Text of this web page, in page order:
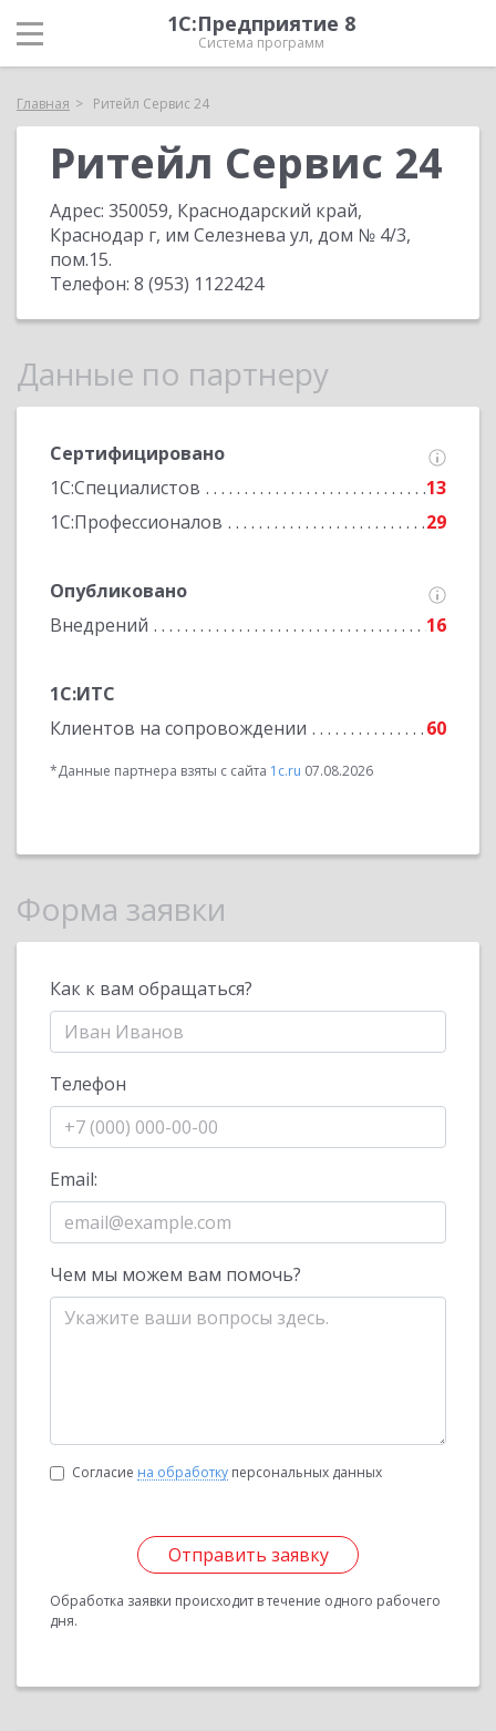
1С:Предприятие 8
Система программ
Главная Ритейл Сервис 24
Ритейл Сервис 24
Адрес: 350059, Краснодарский край,
Краснодар г, им Селезнева ул, дом № 4/3,
пом.15.
Телефон: 8 (953) 1122424
Данные по партнеру
Сертифицировано
1С:Специалистов
13
1С:Профессионалов
29
Опубликовано
Внедрений
16
1С:ИТС
Клиентов на сопровождении
60
*Данные партнера взяты с сайта 1c.ru 07.08.2026
Форма заявки
Как к вам обращаться?
Телефон
Email:
Чем мы можем вам помочь?
Согласие на обработку персональных данных
Отправить заявку
Обработка заявки происходит в течение одного рабочего
дня.